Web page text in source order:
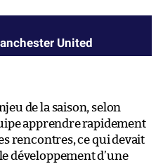
United
de la saison, selon
apprendre rapidement
rencontres, ce qui devait
développement d’une